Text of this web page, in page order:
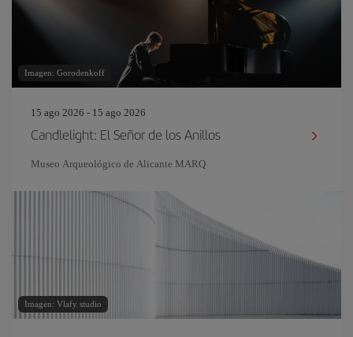
Imagen: Gorodenkoff
15 ago 2026 - 15 ago 2026
Candlelight: El Señor de los Anillos
Museo Arqueológico de Alicante MARQ
Imagen: Vlafy studio